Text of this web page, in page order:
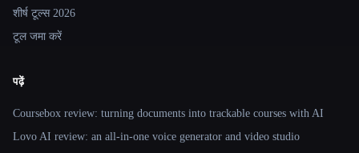
शीर्ष टूल्स 2026
टूल जमा करें
पढ़ें
Coursebox review: turning documents into trackable courses with AI
Lovo AI review: an all-in-one voice generator and video studio